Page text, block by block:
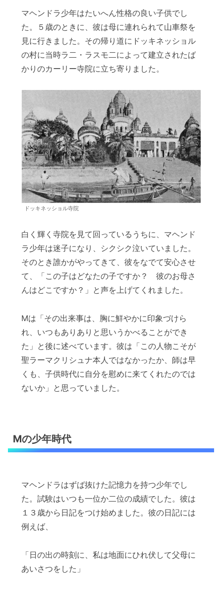
マヘンドラ少年はたいへん性格の良い子供でし
た。５歳のときに、彼は母に連れられて山車祭を
見に行きました。その帰り道にドッキネッショル
の村に当時ラ二・ラスモ二によって建立されたば
かりのカーリー寺院に立ち寄りました。
ドッキネッショル寺院
白く輝く寺院を見て回っているうちに、マヘンド
ラ少年は迷子になり、シクシク泣いていました。
そのとき誰かがやってきて、彼をなでて安心させ
て、「この子はどなたの子ですか？ 彼のお母さ
んはどこですか？」と声を上げてくれました。
Mは「その出来事は、胸に鮮やかに印象づけら
れ、いつもありありと思いうかべることができ
た」と後に述べています。彼は「この人物こそが
聖ラーマクリシュナ本人ではなかったか、師は早
くも、子供時代に自分を慰めに来てくれたのでは
ないか」と思っていました。
Mの少年時代
マヘンドラはずば抜けた記憶力を持つ少年でし
た。試験はいつも一位か二位の成績でした。彼は
１３歳から日記をつけ始めました。彼の日記には
例えば、
「日の出の時刻に、私は地面にひれ伏して父母に
あいさつをした」